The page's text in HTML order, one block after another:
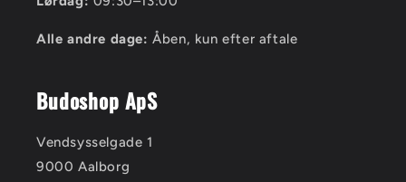
Alle andre dage: Åben, kun efter aftale
Budoshop ApS
Vendsysselgade 1
9000 Aalborg